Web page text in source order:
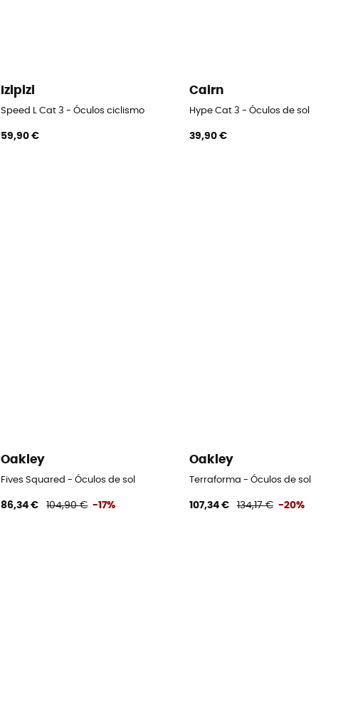
Izipizi
Speed L Cat 3 - Óculos ciclismo
59,90 €
Cairn
Hype Cat 3 - Óculos de sol
39,90 €
Oakley
Fives Squared - Óculos de sol
86,34 € 104,90 € -17%
Oakley
Terraforma - Óculos de sol
107,34 € 134,17 € -20%